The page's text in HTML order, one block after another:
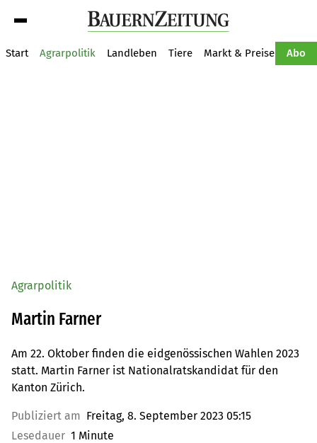
Start Agrarpolitik Landleben Tiere Markt & Preise Abo
Agrarpolitik
Martin Farner
Am 22. Oktober finden die eidgenössischen Wahlen 2023
statt. Martin Farner ist Nationalratskandidat für den
Kanton Zürich.
Publiziert am Freitag, 8. September 2023 05:15
Lesedauer 1 Minute